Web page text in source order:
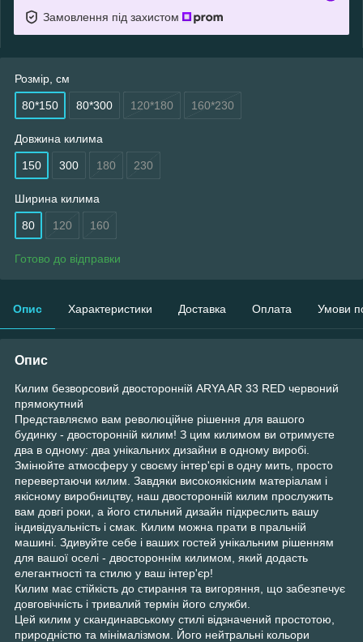
Замовлення під захистом
Розмір, см
80*150 80*300 120*180 160*230
Довжина килима
150 300 180 230
Ширина килима
80 120 160
Готово до відправки
Опис Характеристики Доставка Оплата Умови
Опис
Килим безворсовий двосторонній ARYA AR 33 RED червоний
прямокутний
Представляємо вам революційне рішення для вашого
будинку - двосторонній килим! З цим килимом ви отримуєте
два в одному: два унікальних дизайни в одному виробі.
Змінюйте атмосферу у своєму інтер'єрі в одну мить, просто
перевертаючи килим. Завдяки високоякісним матеріалам і
якісному виробництву, наш двосторонній килим прослужить
вам довгі роки, а його стильний дизайн підкреслить вашу
індивідуальність і смак. Килим можна прати в пральній
машині. Здивуйте себе і ваших гостей унікальним рішенням
для вашої оселі - двостороннім килимом, який додасть
елегантності та стилю у ваш інтер'єр!
Килим має стійкість до стирання та вигоряння, що забезпечує
довговічність і тривалий термін його служби.
Цей килим у скандинавському стилі відзначений простотою,
природністю та мінімалізмом. Його нейтральні кольори